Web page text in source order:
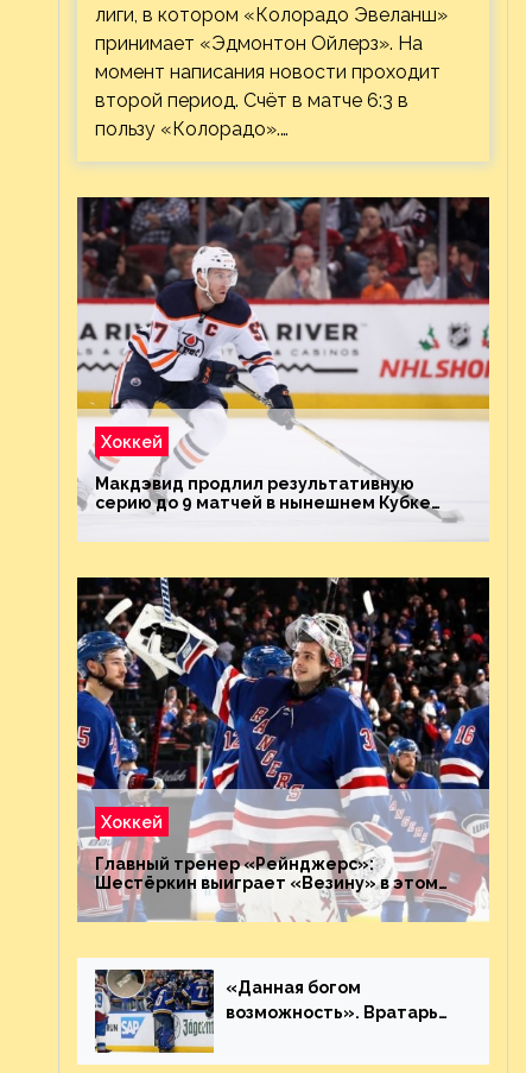
лиги, в котором «Колорадо Эвеланш»
принимает «Эдмонтон Ойлерз». На
момент написания новости проходит
второй период. Счёт в матче 6:3 в
пользу «Колорадо».…
Хоккей
Макдэвид продлил результативную
серию до 9 матчей в нынешнем Кубке
Хоккей
Главный тренер «Рейнджерс»:
Шестёркин выиграет «Везину» в этом
году. Он невероятен
«Данная богом
возможность». Вратарь
о броске бутылкой в